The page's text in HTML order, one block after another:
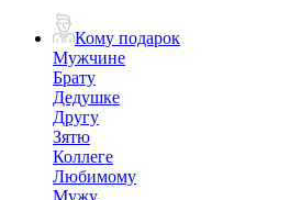
Кому подарок
Мужчине
Брату
Дедушке
Другу
Зятю
Коллеге
Любимому
Мужу